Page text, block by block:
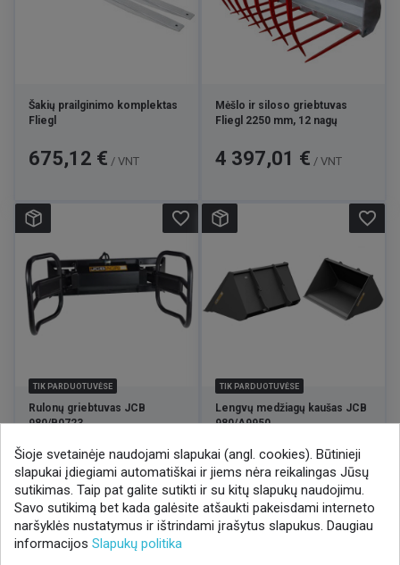
Šakių prailginimo komplektas
Fliegl
Kaina
675,12 € / VNT
Mėšlo ir siloso griebtuvas
Fliegl 2250 mm, 12 nagų
Kaina
4 397,01 € / VNT
TIK PARDUOTUVĖSE
Rulonų griebtuvas JCB
980/B0723
Kaina
2 878,00 € / VNT
favorite_border
TIK PARDUOTUVĖSE
Lengvų medžiagų kaušas JCB
980/A9950
Kaina
3 888,00 € / VNT
favorite_border
Šioje svetainėje naudojami slapukai (angl. cookies). Būtinieji
slapukai įdiegiami automatiškai ir jiems nėra reikalingas Jūsų
sutikimas. Taip pat galite sutikti ir su kitų slapukų naudojimu.
Savo sutikimą bet kada galėsite atšaukti pakeisdami interneto
naršyklės nustatymus ir ištrindami įrašytus slapukus. Daugiau
informacijos Slapukų politika